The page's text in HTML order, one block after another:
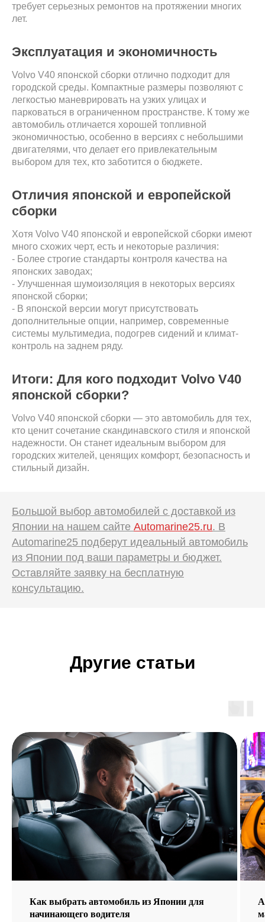
требует серьезных ремонтов на протяжении многих
лет.
Эксплуатация и экономичность
Volvo V40 японской сборки отлично подходит для
городской среды. Компактные размеры позволяют с
легкостью маневрировать на узких улицах и
парковаться в ограниченном пространстве. К тому же
автомобиль отличается хорошей топливной
экономичностью, особенно в версиях с небольшими
двигателями, что делает его привлекательным
выбором для тех, кто заботится о бюджете.
Отличия японской и европейской
сборки
Хотя Volvo V40 японской и европейской сборки имеют
много схожих черт, есть и некоторые различия:
- Более строгие стандарты контроля качества на
японских заводах;
- Улучшенная шумоизоляция в некоторых версиях
японской сборки;
- В японской версии могут присутствовать
дополнительные опции, например, современные
системы мультимедиа, подогрев сидений и климат-
контроль на заднем ряду.
Итоги: Для кого подходит Volvo V40
японской сборки?
Volvo V40 японской сборки — это автомобиль для тех,
кто ценит сочетание скандинавского стиля и японской
надежности. Он станет идеальным выбором для
городских жителей, ценящих комфорт, безопасность и
стильный дизайн.
Большой выбор автомобилей с доставкой из
Японии на нашем сайте Automarine25.ru. В
Automarine25 подберут идеальный автомобиль
из Японии под ваши параметры и бюджет.
Оставляйте заявку на бесплатную
консультацию.
Другие статьи
Как выбрать автомобиль из Японии для
начинающего водителя